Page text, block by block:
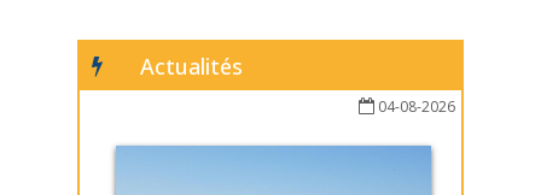
Actualités
04-08-2026